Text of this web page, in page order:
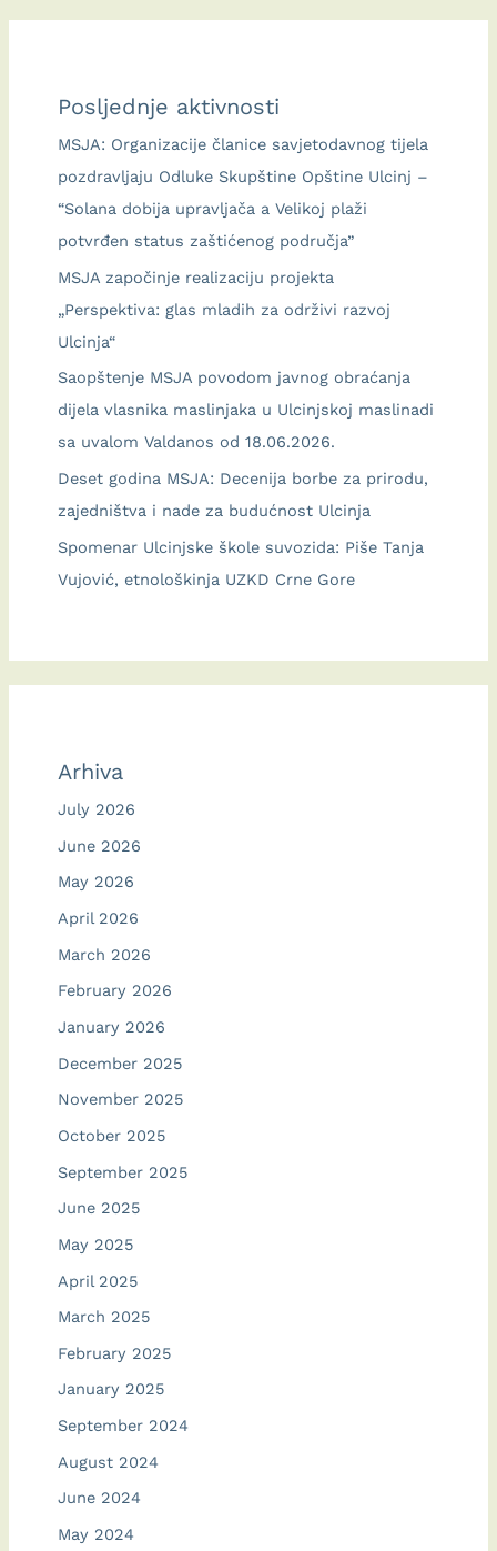
KEZ“:
dobio
djelovanja
službi
prirode
Posljednje aktivnosti
MSJA: Organizacije članice savjetodavnog tijela
pozdravljaju Odluke Skupštine Opštine Ulcinj –
“Solana dobija upravljača a Velikoj plaži
potvrđen status zaštićenog područja”
MSJA započinje realizaciju projekta
„Perspektiva: glas mladih za održivi razvoj
Ulcinja“
Saopštenje MSJA povodom javnog obraćanja
dijela vlasnika maslinjaka u Ulcinjskoj maslinadi
sa uvalom Valdanos od 18.06.2026.
Deset godina MSJA: Decenija borbe za prirodu,
zajedništva i nade za budućnost Ulcinja
Spomenar Ulcinjske škole suvozida: Piše Tanja
Vujović, etnološkinja UZKD Crne Gore
Arhiva
July 2026
June 2026
May 2026
April 2026
March 2026
February 2026
January 2026
December 2025
November 2025
October 2025
September 2025
June 2025
May 2025
April 2025
March 2025
February 2025
January 2025
September 2024
August 2024
June 2024
May 2024